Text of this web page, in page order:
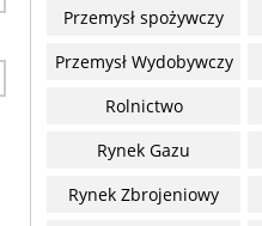
Przemysł spożywczy
Przemysł Wydobywczy
Rolnictwo
Rynek Gazu
Rynek Zbrojeniowy